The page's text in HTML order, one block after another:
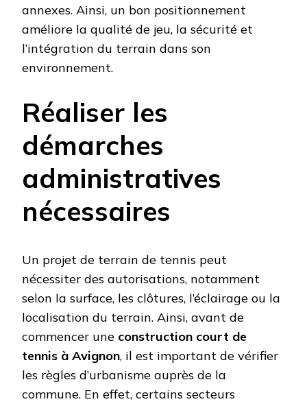
annexes. Ainsi, un bon positionnement
améliore la qualité de jeu, la sécurité et
l’intégration du terrain dans son
environnement.
Réaliser les
démarches
administratives
nécessaires
Un projet de terrain de tennis peut
nécessiter des autorisations, notamment
selon la surface, les clôtures, l’éclairage ou la
localisation du terrain. Ainsi, avant de
commencer une construction court de
tennis à Avignon, il est important de vérifier
les règles d’urbanisme auprès de la
commune. En effet, certains secteurs